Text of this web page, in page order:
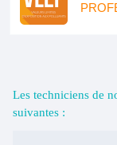
Les techniciens de
suivantes :